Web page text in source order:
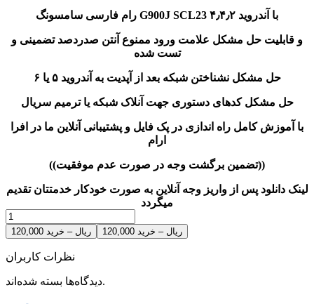
رام فارسی سامسونگ G900J SCL23 با آندروید ۴٫۴٫۲
و قابلیت حل مشکل علامت ورود ممنوع آنتن صدردصد تضمینی و
تست شده
حل مشکل نشناختن شبکه بعد از آپدیت به آندروید ۵ یا ۶
حل مشکل کدهای دستوری جهت آنلاک شبکه یا ترمیم سریال
با آموزش کامل راه اندازی در پک فایل و پشتیبانی آنلاین ما در افرا
ارام
((تضمین برگشت وجه در صورت عدم موفقیت))
لینک دانلود پس از واریز وجه آنلاین به صورت خودکار خدمتتان تقدیم
میگردد
120,000 ریال – خرید
نظرات کاربران
دیدگاه‌ها بسته شده‌اند.